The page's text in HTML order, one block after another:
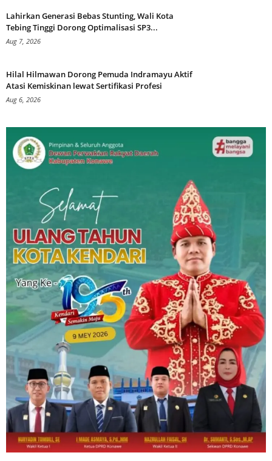
Lahirkan Generasi Bebas Stunting, Wali Kota
Tebing Tinggi Dorong Optimalisasi SP3...
Aug 7, 2026
Hilal Hilmawan Dorong Pemuda Indramayu Aktif
Atasi Kemiskinan lewat Sertifikasi Profesi
Aug 6, 2026